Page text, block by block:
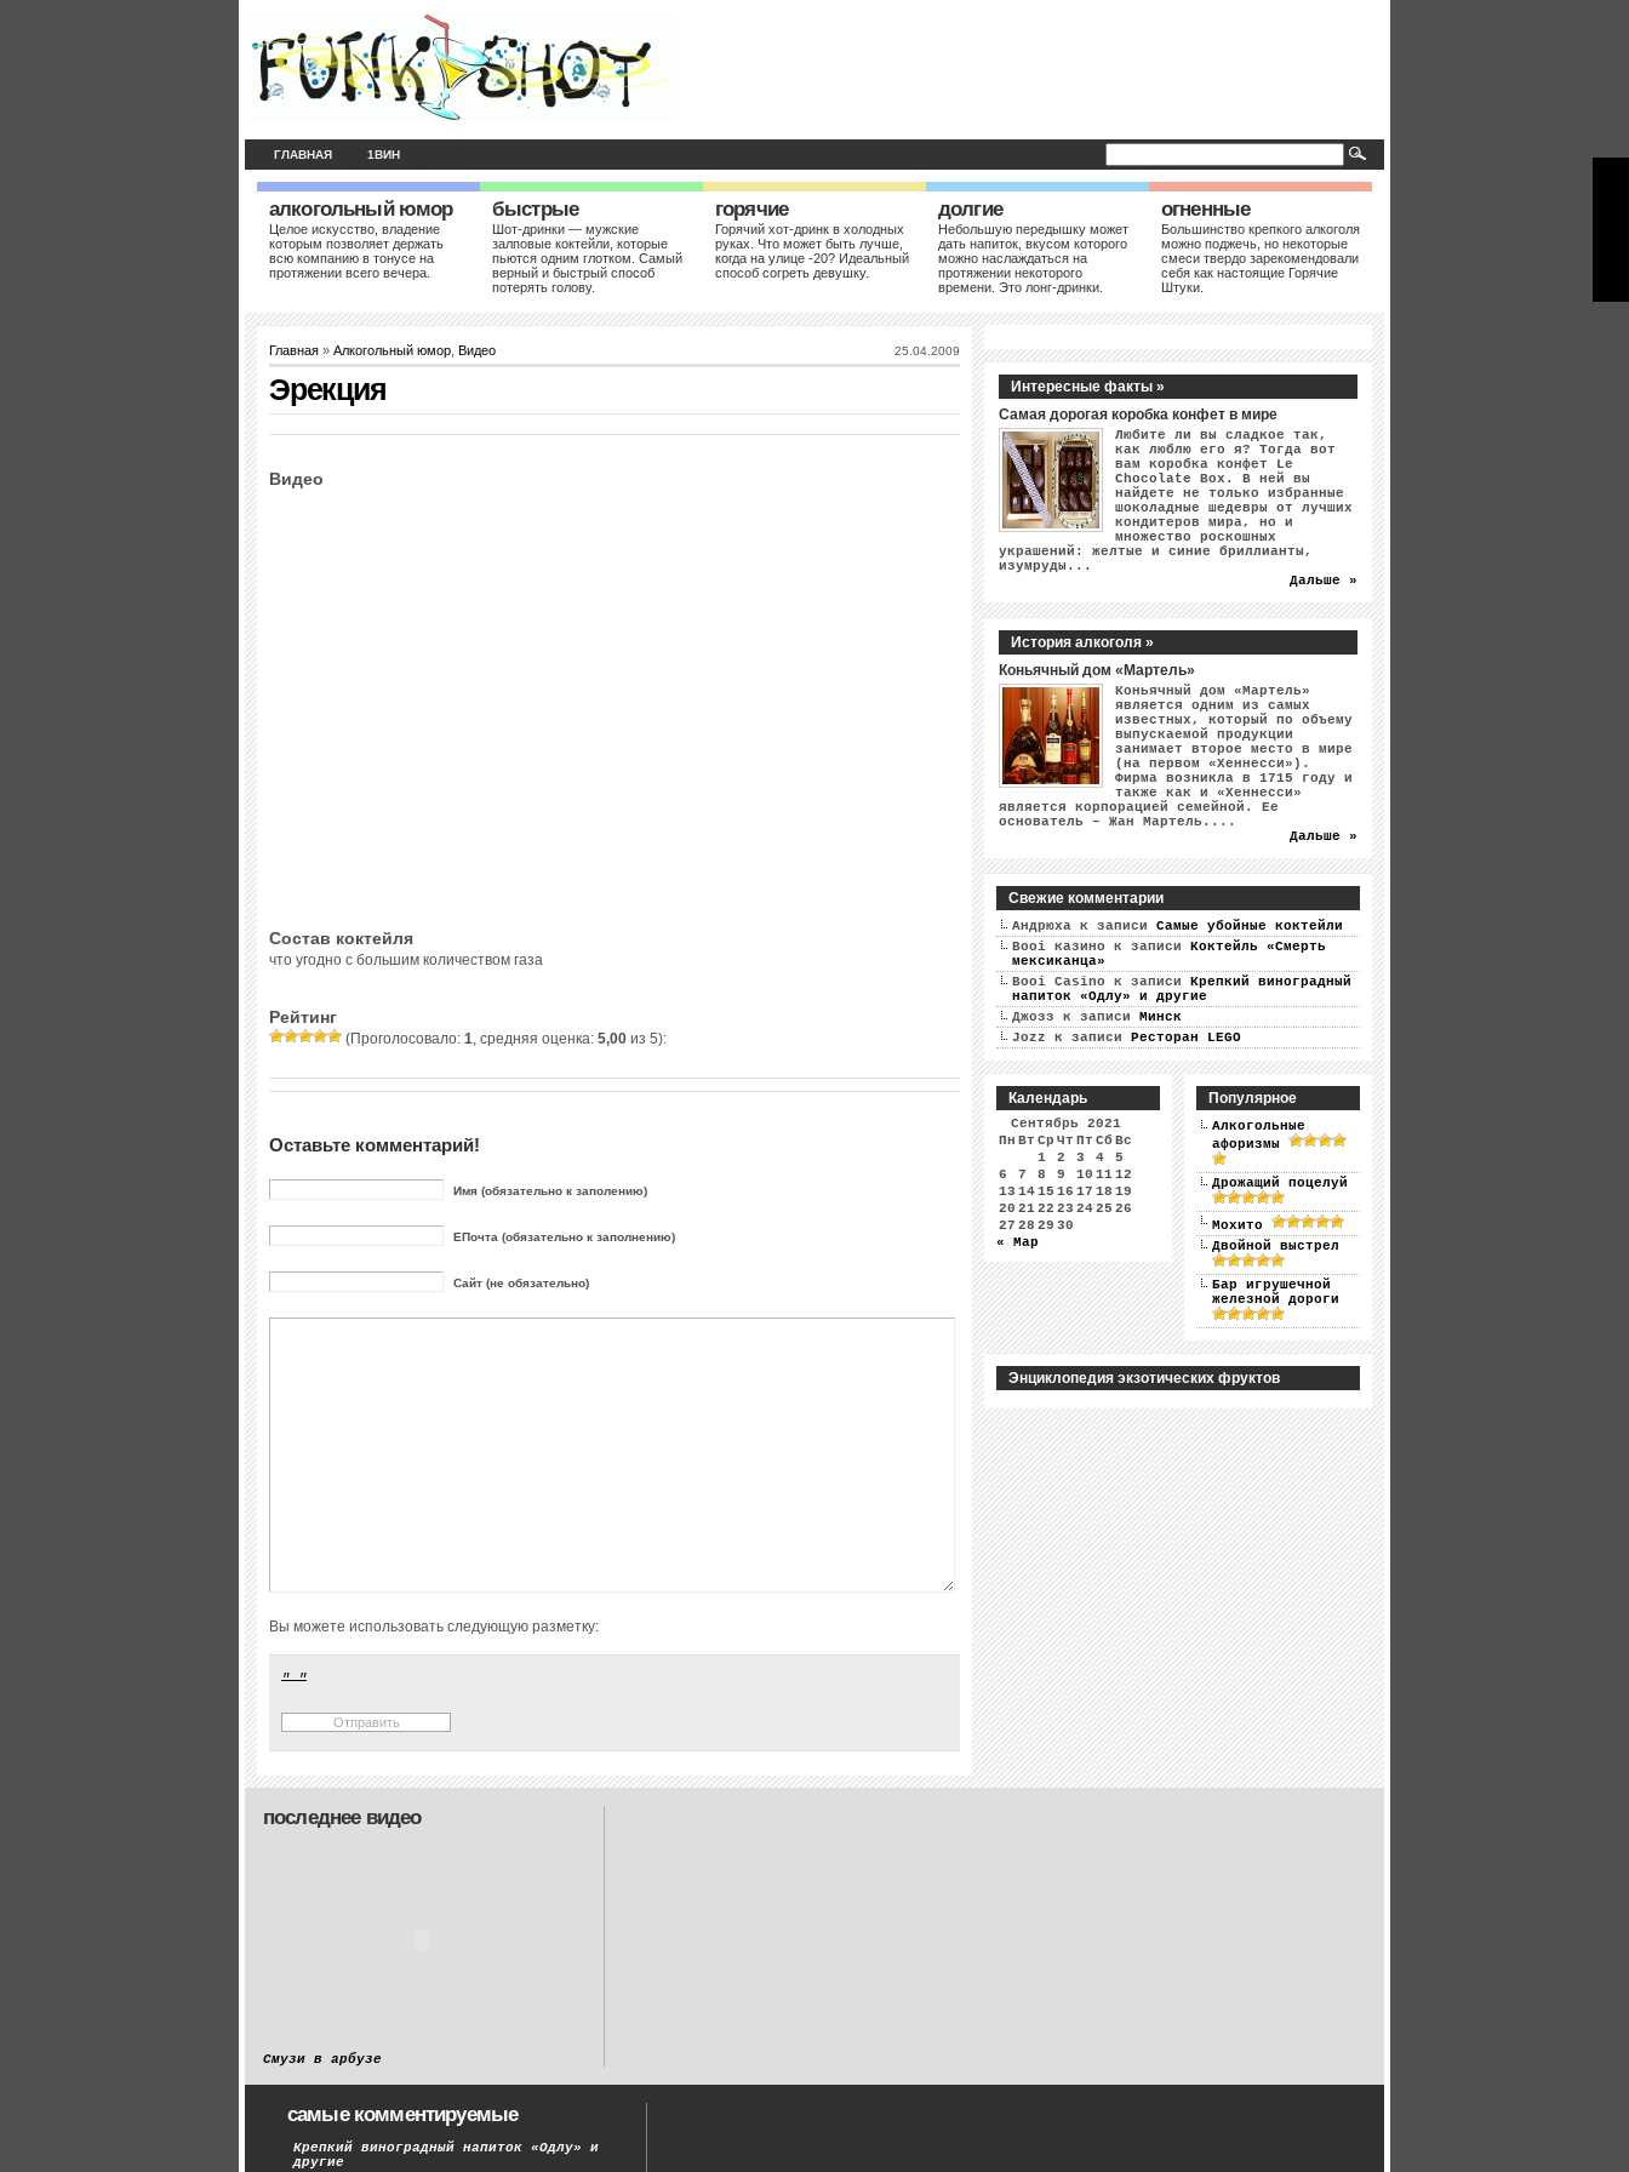
ГЛАВНАЯ 1ВИН
алкогольный юмор
Целое искусство, владение
которым позволяет держать
всю компанию в тонусе на
протяжении всего вечера.
быстрые
Шот-дринки — мужские
залповые коктейли, которые
пьются одним глотком. Самый
верный и быстрый способ
потерять голову.
горячие
Горячий хот-дринк в холодных
руках. Что может быть лучше,
когда на улице -20? Идеальный
способ согреть девушку.
долгие
Небольшую передышку может
дать напиток, вкусом которого
можно наслаждаться на
протяжении некоторого
времени. Это лонг-дринки.
огненные
Большинство крепкого алкоголя
можно поджечь, но некоторые
смеси твердо зарекомендовали
себя как настоящие Горячие
Штуки.
Главная » Алкогольный юмор Видео 25.04.2009
Эрекция
Видео
Состав коктейля
что угодно с большим количеством газа
Рейтинг
(Проголосовало: 1 , средняя оценка: 5,00 из 5):
Оставьте комментарий!
Имя (обязательно к заполению)
ЕПочта (обязательно к заполнению)
Сайт (не обязательно)
Вы можете использовать следующую разметку:
Интересные факты »
Самая дорогая коробка конфет в мире
Любите ли вы сладкое так,
как люблю его я? Тогда вот
вам коробка конфет Le
Chocolate Box. В ней вы
найдете не только избранные
шоколадные шедевры от лучших
кондитеров мира, но и
множество роскошных
украшений: желтые и синие бриллианты,
изумруды...
Дальше »
История алкоголя »
Коньячный дом «Мартель»
Коньячный дом «Мартель»
является одним из самых
известных, который по объему
выпускаемой продукции
занимает второе место в мире
(на первом «Хеннесси»).
Фирма возникла в 1715 году и
также как и «Хеннесси»
является корпорацией семейной. Ее
основатель – Жан Мартель....
Дальше »
Свежие комментарии
Андрюха к записи Самые убойные коктейли
Booi казино к записи Коктейль «Смерть
мексиканца»
Booi Casino к записи Крепкий виноградный
напиток «Одлу» и другие
Джозз к записи Минск
Jozz к записи Ресторан LEGO
Календарь
Сентябрь 2021
Пн Вт Ср Чт Пт Сб Вс
1
2 3 4
5
6
7 8 9 10 1112
13 1415 16 17 18 19
20 2122 23 2425 26
27 28 29 30
« Мар
Популярное
Алкогольные
афоризмы
Дрожащий поцелуй
Мохито
Двойной выстрел
Бар игрушечной
железной дороги
Энциклопедия экзотических фруктов
последнее видео
Смузи в арбузе
самые комментируемые
Крепкий виноградный напиток «Одлу» и
другие